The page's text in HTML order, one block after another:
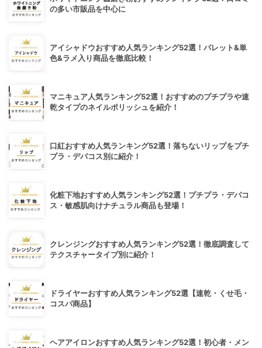
の多い市販品を中心に
アイシャドウおすすめ人気ランキング52選！パレット&単
色&ラメ入り商品を徹底比較！
マニキュア人気ランキング52選！おすすめのプチプラや速
乾タイプのネイルポリッシュを紹介！
口紅おすすめ人気ランキング52選！落ちないリップをプチ
プラ・デパコス別に紹介！
化粧下地おすすめ人気ランキング52選！プチプラ・デパコ
ス・敏感肌向けナチュラル商品も登場！
クレンジングおすすめ人気ランキング52選！徹底調査して
テクスチャータイプ別に紹介！
ドライヤーおすすめ人気ランキング52選【速乾・くせ毛・
コスパ商品】
ヘアアイロンおすすめ人気ランキング52選！初心者・メン